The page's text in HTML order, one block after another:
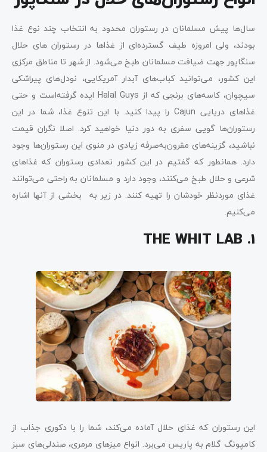
سال‌ها پیش مسلمانان در رستوران محدود به انتخاب چند نوع غذا
بودند، ولی امروزه طیف گسترده‌ای از غذاها در رستوران‌ های حلال
سنگاپور جهت ضیافت مسلمانان طبخ می‌شود. از شهر تا مناطق مرکزی
این کشور، می‌توانید کباب‌های آبدار آمریکایی، نودل‌های پیراشکی
سیچوان، کاسه‌های برنجی که از Halal Guys ایده گرفته‌است و حتی
غذاهای دریایی Cajun را پیدا کنید. با این تنوع غذا، شما در این
رستوران‌ها گویی سفری به دور دنیا خواهید کرد. اصلا نگران قیمت
نباشید، گزینه‌های مقرون‌به‌صرفه زیادی در منوی این رستوران‌ها وجود
دارد. همانطور که گفتیم در این کشور تعدادی رستوران که غذاهای
شرعی و حلال طبخ می‌کنند، وجود دارد و مسلمانان به راحتی می‌توانند
غذای موردنظر خودشان را تهیه کنند. در زیر به بخشی از آنها اشاره
می‌کنیم.
THE WHIT LAB .1
این رستوران که غذای حلال آماده می‌کند، شما را با دکوری جذاب از
کامپونگ گلام به پاریس می‌برد. انواع میزهای مرمری، صندلی‌های سبز